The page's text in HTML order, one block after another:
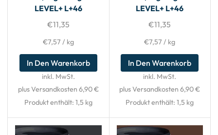
LEVEL+ L+46
€11,35
€7,57 / kg
In Den Warenkorb
inkl. MwSt.
plus Versandkosten 6,90 €
Produkt enthält: 1,5 kg
LEVEL+ L+46
€11,35
€7,57 / kg
In Den Warenkorb
inkl. MwSt.
plus Versandkosten 6,90 €
Produkt enthält: 1,5 kg